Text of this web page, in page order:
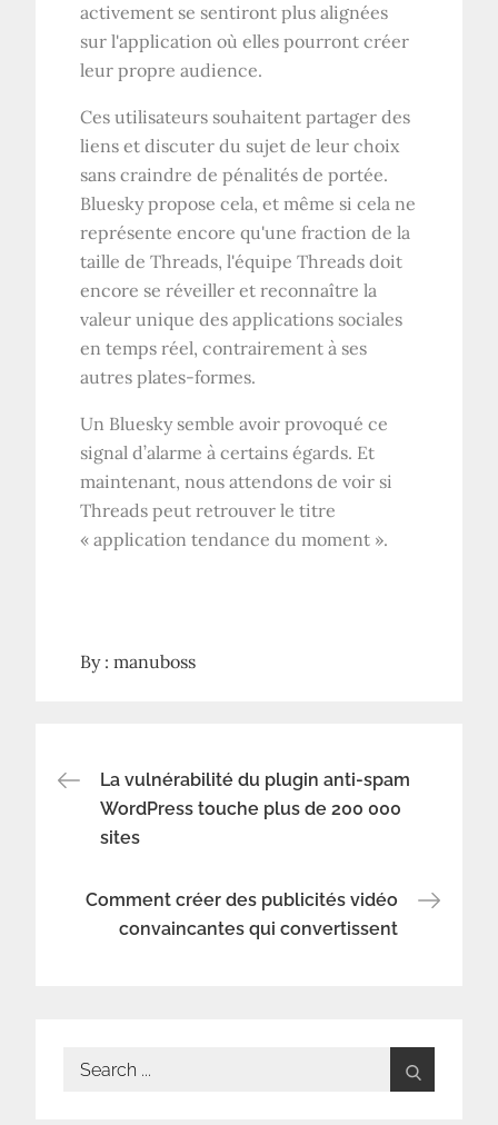
activement se sentiront plus alignées
sur l'application où elles pourront créer
leur propre audience.
Ces utilisateurs souhaitent partager des
liens et discuter du sujet de leur choix
sans craindre de pénalités de portée.
Bluesky propose cela, et même si cela ne
représente encore qu'une fraction de la
taille de Threads, l'équipe Threads doit
encore se réveiller et reconnaître la
valeur unique des applications sociales
en temps réel, contrairement à ses
autres plates-formes.
Un Bluesky semble avoir provoqué ce
signal d’alarme à certains égards. Et
maintenant, nous attendons de voir si
Threads peut retrouver le titre
« application tendance du moment ».
By :manuboss
Navigation
de
l’article
La vulnérabilité du plugin anti-spam
WordPress touche plus de 200 000
sites
Comment créer des publicités vidéo
convaincantes qui convertissent
Search